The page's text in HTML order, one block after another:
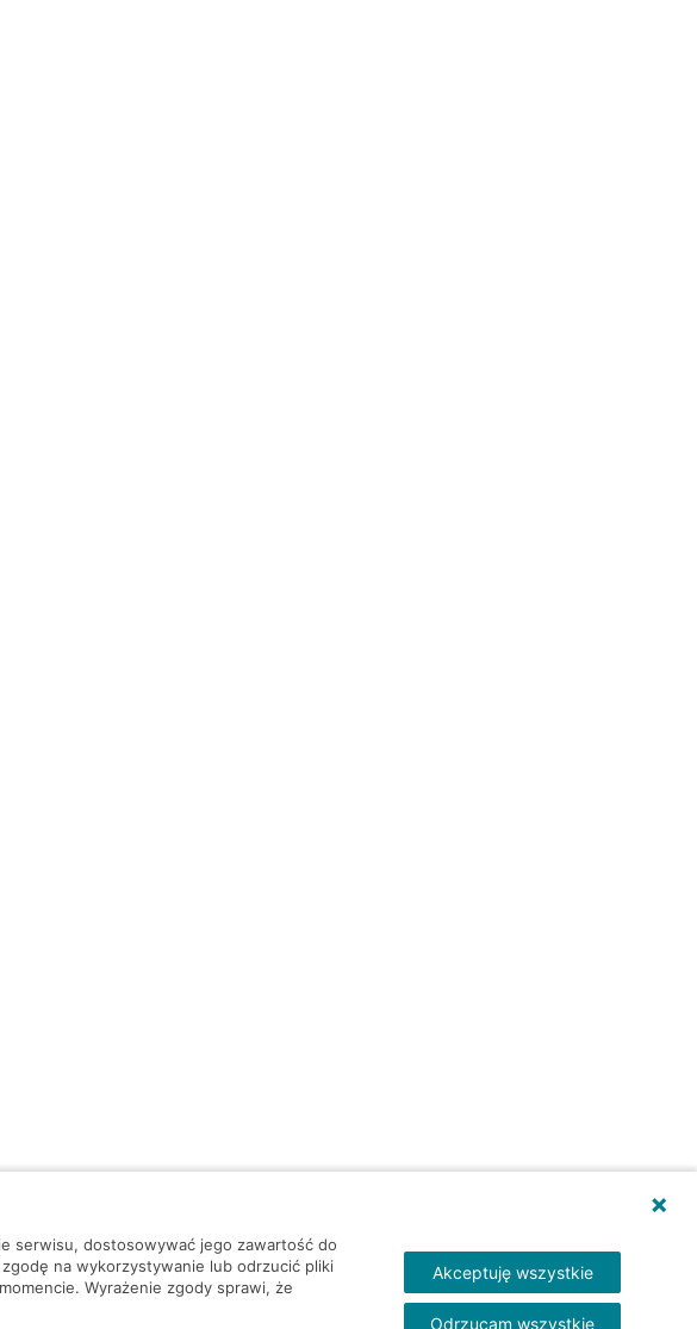
serwisu, dostosowywać jego zawartość do
na wykorzystywanie lub odrzucić pliki
Wyrażenie zgody sprawi, że
Akceptuję wszystkie
Odrzucam wszystkie